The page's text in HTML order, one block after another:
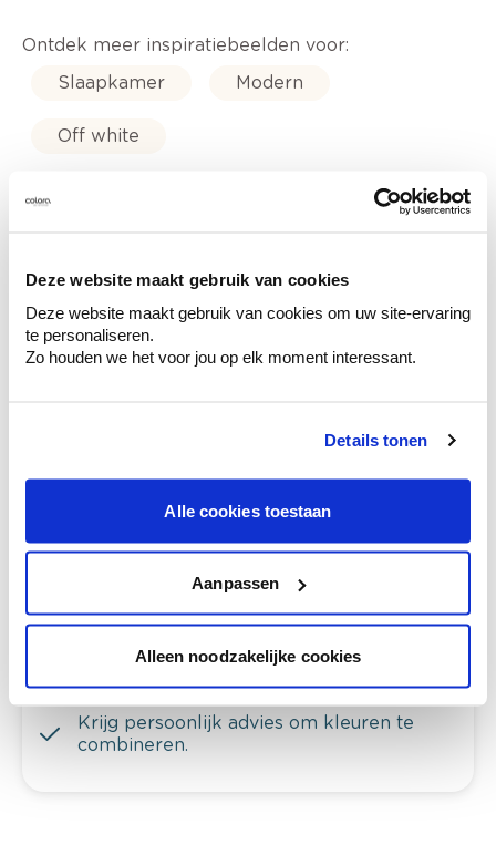
Deze website maakt gebruik van cookies
Deze website maakt gebruik van cookies om uw site-ervaring
te personaliseren.
Zo houden we het voor jou op elk moment interessant.
Details tonen
Alle cookies toestaan
Aanpassen
Alleen noodzakelijke cookies
Ontdek meer inspiratiebeelden voor:
Slaapkamer
Modern
Off white
Kleuradvies aan huis
ruimtes.
Krijg kleuradvies op basis van de lichtinval
Bekijk je kleur in de winkel
Ontdek er kleurechte stalen van je
kleurenselectie.
Bekijk er de bijhorende tinten om je kleur
te verfijnen.
Krijg persoonlijk advies om kleuren te
combineren.